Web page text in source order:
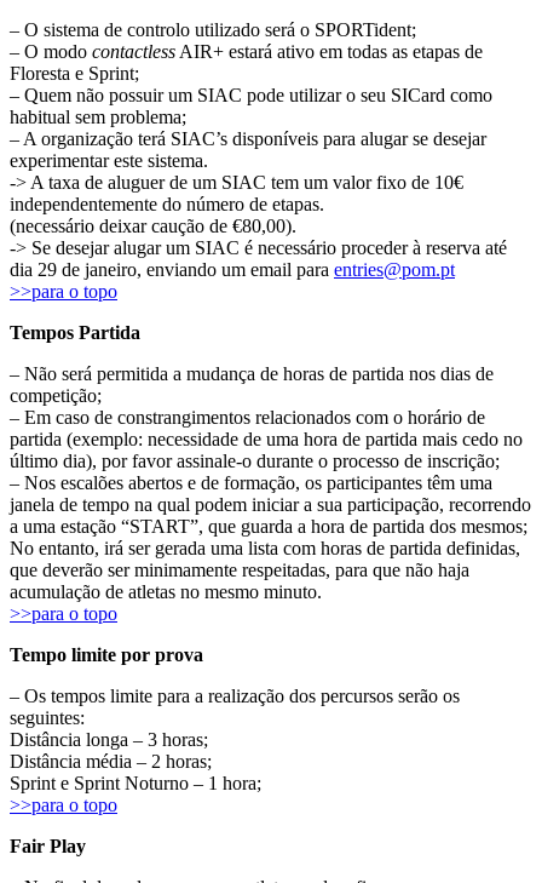
– O sistema de controlo utilizado será o SPORTident;
– O modo contactless AIR+ estará ativo em todas as etapas de
Floresta e Sprint;
– Quem não possuir um SIAC pode utilizar o seu SICard como
habitual sem problema;
– A organização terá SIAC’s disponíveis para alugar se desejar
experimentar este sistema.
-> A taxa de aluguer de um SIAC tem um valor fixo de 10€
independentemente do número de etapas.
(necessário deixar caução de €80,00).
-> Se desejar alugar um SIAC é necessário proceder à reserva até
dia 29 de janeiro, enviando um email para entries@pom.pt
>>para o topo
Tempos Partida
– Não será permitida a mudança de horas de partida nos dias de
competição;
– Em caso de constrangimentos relacionados com o horário de
partida (exemplo: necessidade de uma hora de partida mais cedo no
último dia), por favor assinale-o durante o processo de inscrição;
– Nos escalões abertos e de formação, os participantes têm uma
janela de tempo na qual podem iniciar a sua participação, recorrendo
a uma estação “START”, que guarda a hora de partida dos mesmos;
No entanto, irá ser gerada uma lista com horas de partida definidas,
que deverão ser minimamente respeitadas, para que não haja
acumulação de atletas no mesmo minuto.
>>para o topo
Tempo limite por prova
– Os tempos limite para a realização dos percursos serão os
seguintes:
Distância longa – 3 horas;
Distância média – 2 horas;
Sprint e Sprint Noturno – 1 hora;
>>para o topo
Fair Play